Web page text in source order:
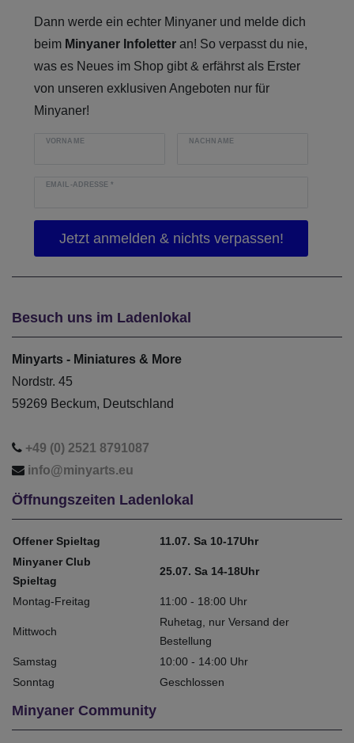
Dann werde ein echter Minyaner und melde dich
beim Minyaner Infoletter an! So verpasst du nie,
was es Neues im Shop gibt & erfährst als Erster
von unseren exklusiven Angeboten nur für
Minyaner!
VORNAME NACHNAME
EMAIL-ADRESSE*
Besuch uns im Ladenlokal
Minyarts - Miniatures & More
Nordstr. 45
59269 Beckum, Deutschland
+49 (0) 2521 8791087
info@minyarts.eu
Öffnungszeiten Ladenlokal
Offener Spieltag
11.07. Sa 10-17Uhr
Minyaner Club
Spieltag
25.07. Sa 14-18Uhr
Montag-Freitag 11:00 - 18:00 Uhr
Mittwoch
Ruhetag, nur Versand der
Bestellung
Samstag
10:00 - 14:00 Uhr
Sonntag
Geschlossen
Minyaner Community